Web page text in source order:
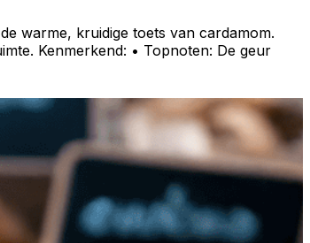
warme, kruidige toets van cardamom.
Kenmerkend: • Topnoten: De geur